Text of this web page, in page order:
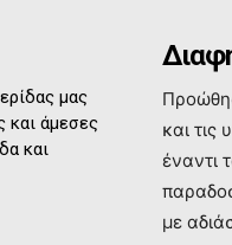
μας
και άμεσες
και
και τις
έναντι
με